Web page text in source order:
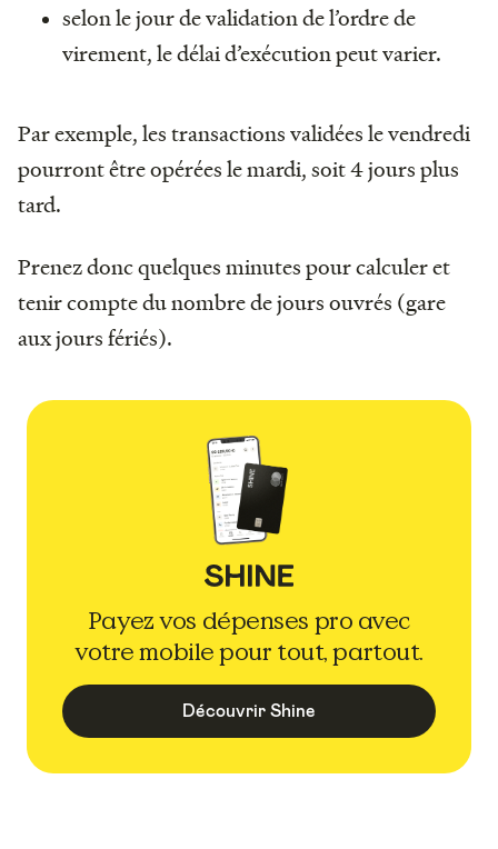
selon le jour de validation de l’ordre de
virement, le délai d’exécution peut varier.
Par exemple, les transactions validées le vendredi
pourront être opérées le mardi, soit 4 jours plus
tard.
Prenez donc quelques minutes pour calculer et
tenir compte du nombre de jours ouvrés (gare
aux jours fériés).
Payez vos dépenses pro avec
votre mobile pour tout, partout.
Découvrir Shine